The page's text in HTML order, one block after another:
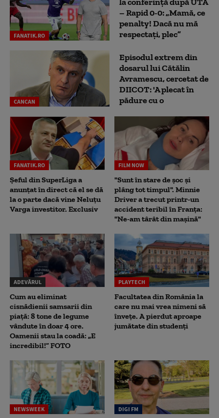
FANATIK.RO
– Rapid 0-0: „Mamă, ce
penalty! Dacă nu mă
respectați, plec”
CANCAN
Episodul extrem din
dosarul lui Cătălin
Avramescu, cercetat de
DIICOT: 'A plecat în
pădure cu o
FANATIK.RO
Șeful din SuperLiga a
anunțat în direct că el se dă
la o parte dacă vine Neluțu
Varga investitor. Exclusiv
FILM NOW
"Sunt în stare de șoc și
plâng tot timpul". Minnie
Driver a trecut printr-un
accident teribil în Franța:
"Ne-am târât din mașină"
ADEVĂRUL
Cum au eliminat
cisnădienii samsarii din
piață: 8 tone de legume
vândute în doar 4 ore.
Oamenii stau la coadă: „E
incredibil!” FOTO
PLAYTECH
Facultatea din România la
care nu mai vrea nimeni să
înveţe. A pierdut aproape
jumătate din studenţi
NEWSWEEK DIGI FM